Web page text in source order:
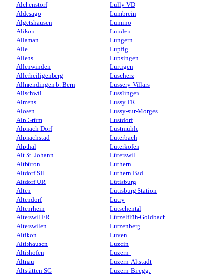
Alchenstorf
Aldesago
Algetshausen
Alikon
Allaman
Alle
Allens
Allenwinden
Allerheiligenberg
Allmendingen b. Bern
Allschwil
Almens
Alosen
Alp Grüm
Alpnach Dorf
Alpnachstad
Alpthal
Alt St. Johann
Altbüron
Altdorf SH
Altdorf UR
Alten
Altendorf
Altenrhein
Alterswil FR
Alterswilen
Altikon
Altishausen
Altishofen
Altnau
Altstätten SG
Lully VD
Lumbrein
Lumino
Lunden
Lungern
Lupfig
Lupsingen
Lurtigen
Lüscherz
Lussery-Villars
Lüsslingen
Lussy FR
Lussy-sur-Morges
Lustdorf
Lustmühle
Luterbach
Lüterkofen
Lüterswil
Luthern
Luthern Bad
Lütisburg
Lütisburg Station
Lutry
Lütschental
Lützelflüh-Goldbach
Lutzenberg
Luven
Luzein
Luzern-
Luzern-Altstadt
Luzern-Biregg: